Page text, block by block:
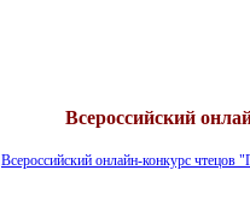
Всероссийский
Всероссийский онлайн-конкурс